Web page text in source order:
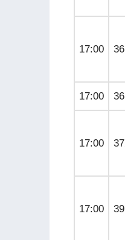
17:00
17:00
17:00
17:00